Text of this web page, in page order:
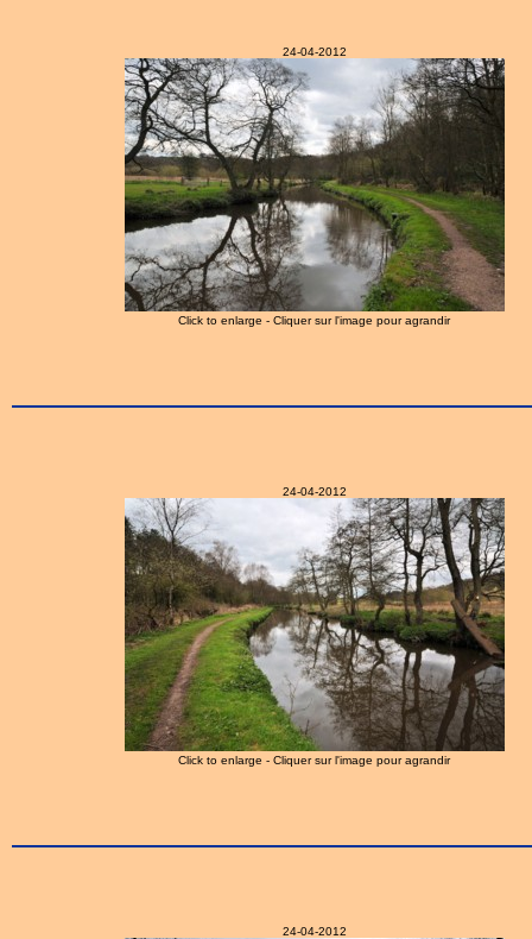
24-04-2012
Click to enlarge - Cliquer sur l'image pour agrandir
24-04-2012
Click to enlarge - Cliquer sur l'image pour agrandir
24-04-2012